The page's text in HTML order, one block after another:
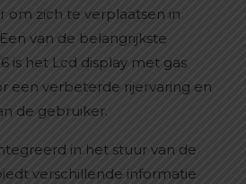
om zich te verplaatsen in
van de belangrijkste
is het Lcd display met gas
een verbeterde rijervaring en
de gebruiker.
in het stuur van de
verschillende informatie